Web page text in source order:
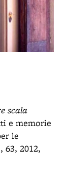
scala
e memorie
le
63, 2012,